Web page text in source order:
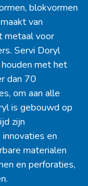
blokvormen
van
metaal voor
Servi Doryl
met het
dan 70
om aan alle
is gebouwd op
zijn
en
materialen
en perforaties,